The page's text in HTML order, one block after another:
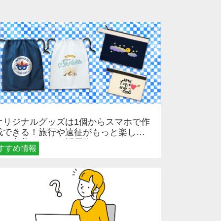
すめ情報
リジナルグッズは1個からスマホで作
できる！旅行や遠征がもっと楽しく
る巾着＆ポーチ活用術